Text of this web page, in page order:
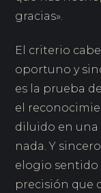
gracias».
El criterio
oportuno y
es la prueba
el
diluido en una
nada. Y
elogio sentido
precisión que